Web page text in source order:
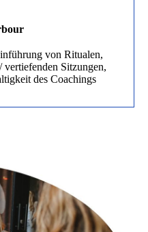
von Ritualen,
Sitzungen,
des Coachings